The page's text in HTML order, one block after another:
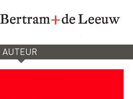
AUTEUR